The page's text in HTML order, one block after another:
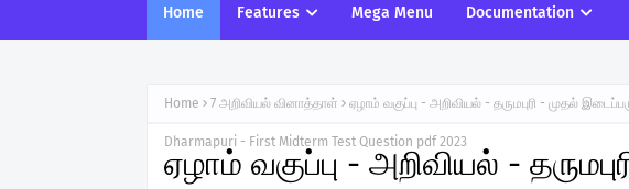
Home Features Mega Menu Documentation
Home 7 அறிவியல் வினாத்தாள் ஏழாம் வகுப்பு - அறிவியல் - தருமபுரி - முதல்
Dharmapuri - First Midterm Test Question pdf 2023
ஏழாம் வகுப்பு - அறிவியல் -